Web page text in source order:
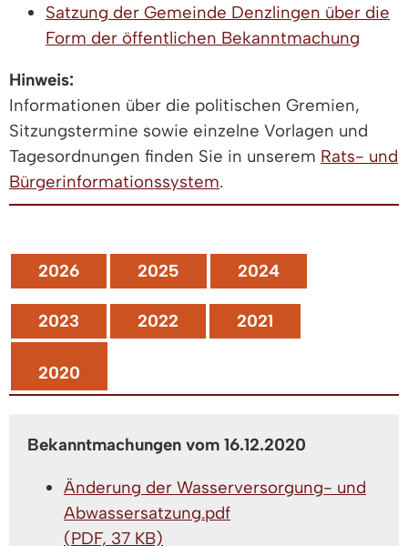
Satzung der Gemeinde Denzlingen über die
Form der öffentlichen Bekanntmachung
Hinweis:
Informationen über die politischen Gremien,
Sitzungstermine sowie einzelne Vorlagen und
Tagesordnungen finden Sie in unserem Rats- und
Bürgerinformationssystem.
2026 2025 2024
2023 2022 2021
2020
Bekanntmachungen vom 16.12.2020
Änderung der Wasserversorgung- und
Abwassersatzung.pdf
(PDF, 37 KB)